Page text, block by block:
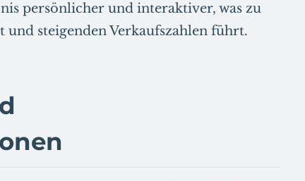
persönlicher und interaktiver, was zu
steigenden Verkaufszahlen führt.